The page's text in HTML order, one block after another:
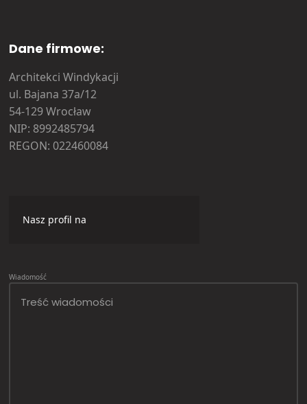
Dane firmowe:
Architekci Windykacji
ul. Bajana 37a/12
54-129 Wrocław
NIP: 8992485794
REGON: 022460084
Nasz profil na
Wiadomość